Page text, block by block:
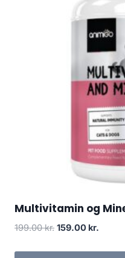
Multivitamin og
199.00kr. Den
159.00 kr.